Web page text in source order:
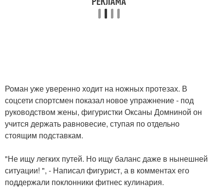
Роман уже уверенно ходит на ножных протезах. В
соцсети спортсмен показал новое упражнение - под
руководством жены, фигуристки Оксаны Домниной он
учится держать равновесие, ступая по отдельно
стоящим подставкам.
"Не ищу легких путей. Но ищу баланс даже в нынешней
ситуации! ", - Написал фигурист, а в комментах его
поддержали поклонники фитнес кулинария.